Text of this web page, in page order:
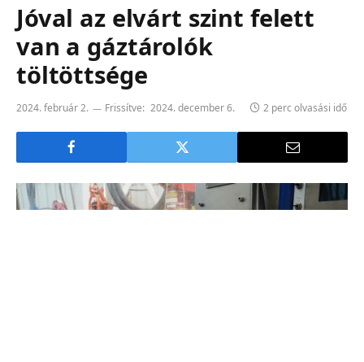
Jóval az elvárt szint felett
van a gáztárolók
töltöttsége
2024. február 2. Frissítve: 2024. december 6. 2 perc olvasási idő